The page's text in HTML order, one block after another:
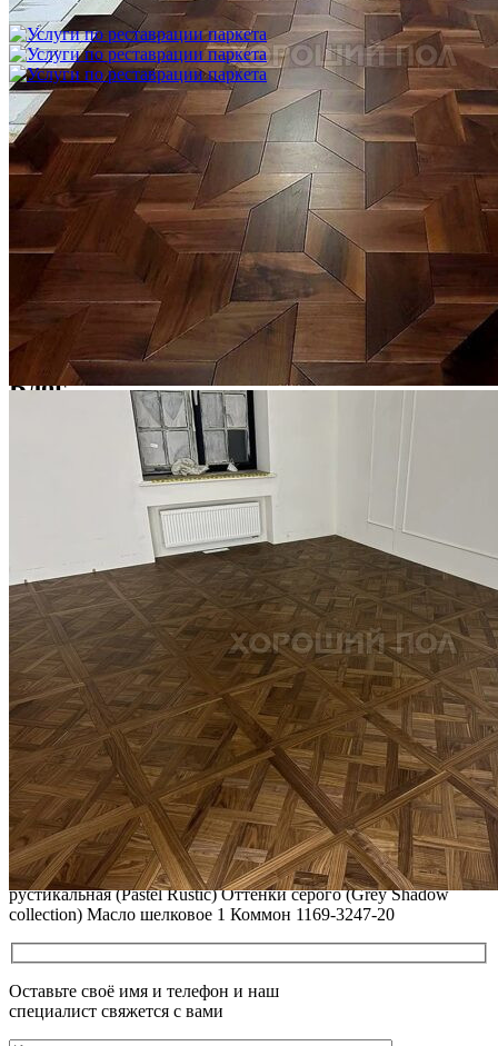
3 600 ₽
Услуги по реставрации паркета
1 500 ₽
Блог
Интересные статьи о паркете Coswick
ВИДЕО-ИНСТРУКЦИЯ: Реставрация царапин. Полы,
покрытые маслом и твердым воском. Системы для локального
ремонта и восстановления
Читать полностью
02.02.2026
ПОЛЫ, ПОКРЫТЫЕ МАСЛОМ. РЕСТАВРАЦИЯ
НЕБОЛЬШИХ ПОТЕРТОСТЕЙ
Читать полностью
12.01.2026
РЕСТАВРАЦИЯ НЕБОЛЬШИХ ВМЯТИН НА ПАРКЕТЕ.
ПОЛЫ, ПОКРЫТЫЕ МАСЛОМ И ТВЕРДЫМ ВОСКОМ
Читать полностью
12.01.2026
Все новости о Coswick
Паркет елка COSWICK Французская елка (45°) Дуб Пастель
рустикальная (Pastel Rustic) Оттенки серого (Grеy Shadow
collection) Масло шелковое 1 Коммон 1169-3247-20
Оставьте своё имя и телефон и наш
специалист свяжется с вами